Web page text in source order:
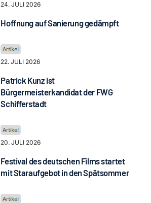
24. JULI 2026
Hoffnung auf Sanierung gedämpft
22. JULI 2026
Patrick Kunz ist
Bürgermeisterkandidat der FWG
Schifferstadt
20. JULI 2026
Festival des deutschen Films startet
mit Staraufgebot in den Spätsommer